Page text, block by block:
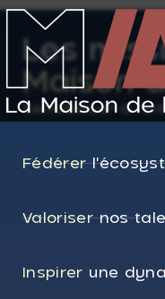
Les
Maison
Sensibiliserà
Fédérer
Valorisernos
Inspirer une